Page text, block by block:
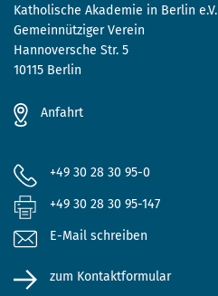
Katholische Akademie in Berlin e.V.
Gemeinnütziger Verein
Hannoversche Str. 5
10115 Berlin
Anfahrt
+49 30 28 30 95-0
+49 30 28 30 95-147
E-Mail schreiben
zum Kontaktformular